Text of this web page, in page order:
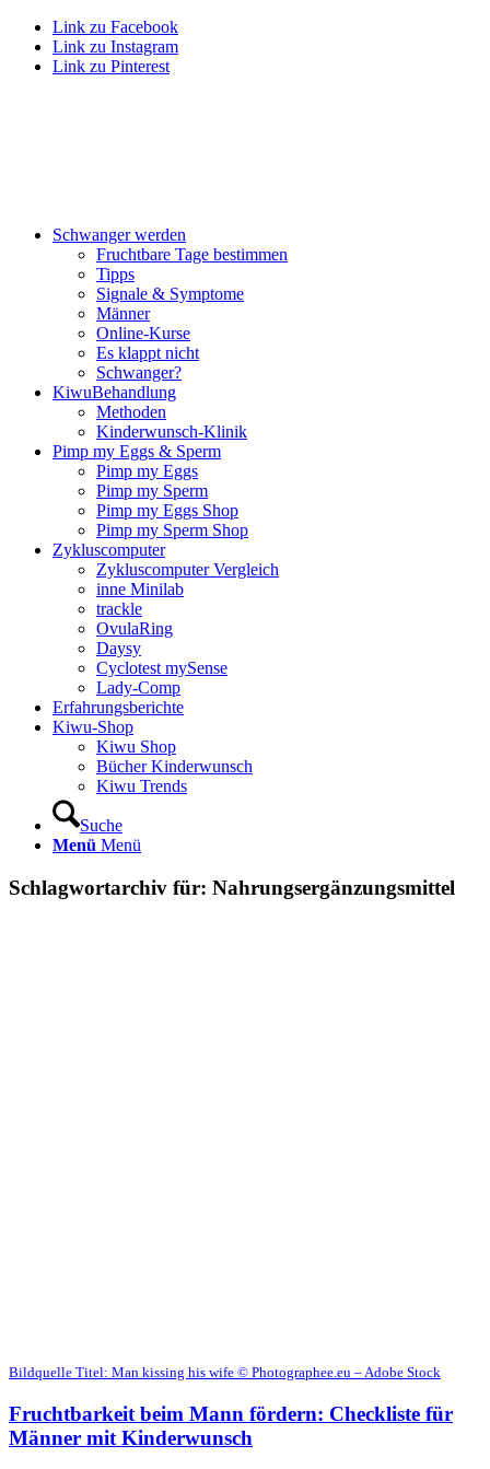
Link zu Facebook
Link zu Instagram
Link zu Pinterest
Schwan­ger wer­den
Frucht­ba­re Tage bestim­men
Tipps
Signa­le & Sym­pto­me
Män­ner
Online-Kur­se
Es klappt nicht
Schwan­ger?
Kiwu­Be­hand­lung
Metho­den
Kin­der­wunsch-Kli­nik
Pimp my Eggs & Sperm
Pimp my Eggs
Pimp my Sperm
Pimp my Eggs Shop
Pimp my Sperm Shop
Zyklus­com­pu­ter
Zyklus­com­pu­ter Ver­gleich
inne Mini­lab
track­le
Ovu­la­Ring
Day­sy
Cyclo­test mySen­se
Lady-Comp
Erfah­rungs­be­rich­te
Kiwu-Shop
Kiwu Shop
Bücher Kin­der­wunsch
Kiwu Trends
Suche
Menü Menü
Schlagwortarchiv für: Nahrungsergänzungsmittel
Bildquelle Titel: Man kissing his wife © Photographee.eu – Adobe Stock
Frucht­bar­keit beim Mann för­dern: Check­lis­te für
Män­ner mit Kin­der­wunsch